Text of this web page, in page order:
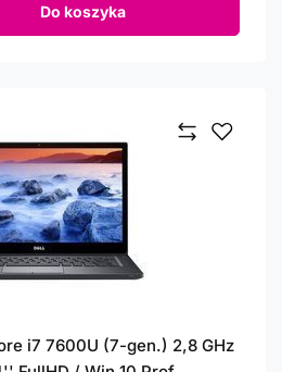
Do koszyka
i7 7600U (7-gen.) 2,8 GHz